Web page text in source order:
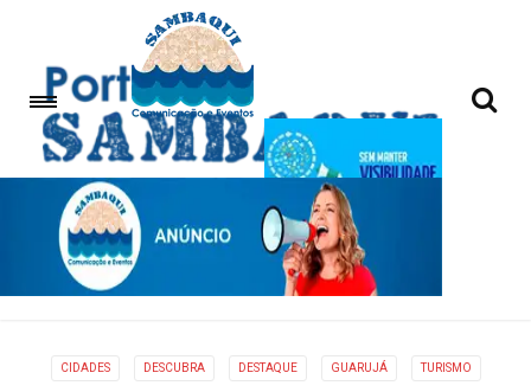
CIDADES DESCUBRA DESTAQUE GUARUJÁ TURISMO